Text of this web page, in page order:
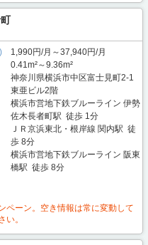
1,990円/月～37,940円/月
0.41m²～9.36m²
神奈川県横浜市中区富士見町2-1
東亜ビル2階
横浜市営地下鉄ブルーライン 伊勢
佐木長者町駅 徒歩 1分
ＪＲ京浜東北・根岸線 関内駅 徒
歩 8分
横浜市営地下鉄ブルーライン 阪東
橋駅 徒歩 8分
ペーン。空き情報は常に変動して
い。